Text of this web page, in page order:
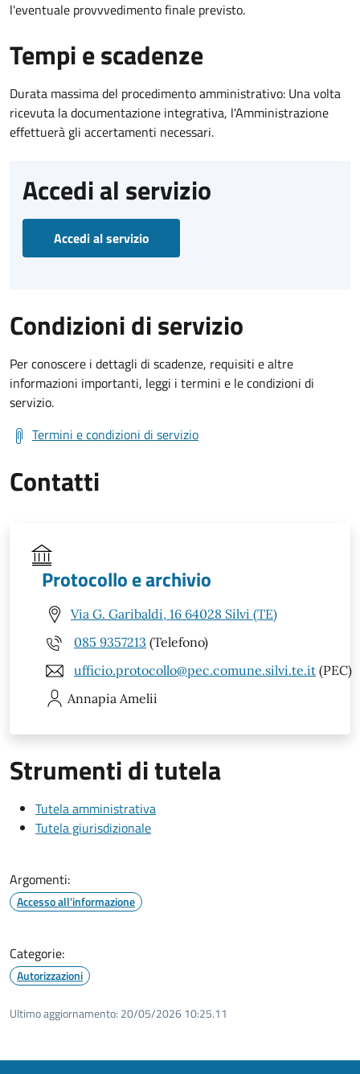
l'eventuale provvvedimento finale previsto.
Tempi e scadenze
Durata massima del procedimento amministrativo: Una volta
ricevuta la documentazione integrativa, l'Amministrazione
effettuerà gli accertamenti necessari.
Accedi al servizio
Accedi al servizio
Condizioni di servizio
Per conoscere i dettagli di scadenze, requisiti e altre
informazioni importanti, leggi i termini e le condizioni di
servizio.
Termini e condizioni di servizio
Contatti
Protocollo e archivio
Via G. Garibaldi, 16 64028 Silvi (TE)
085 9357213 (Telefono)
ufficio.protocollo@pec.comune.silvi.te.it (PEC)
Annapia Amelii
Strumenti di tutela
Tutela amministrativa
Tutela giurisdizionale
Argomenti:
Accesso all'informazione
Categorie:
Autorizzazioni
Ultimo aggiornamento: 20/05/2026 10:25.11